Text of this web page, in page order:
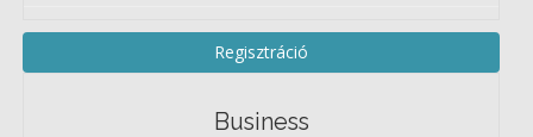
Regisztráció
Business